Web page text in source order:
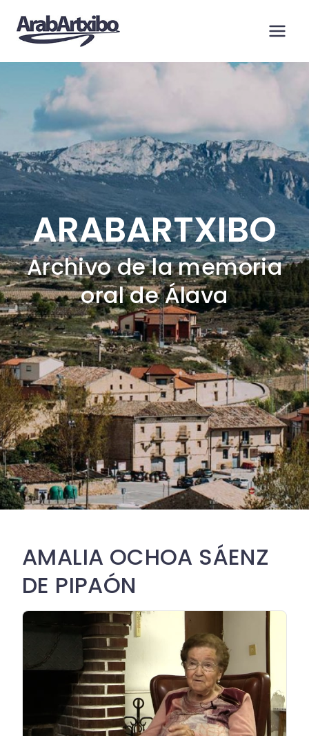
contenido
ARABARTXIBO
Archivo de la memoria
oral de Álava
AMALIA OCHOA SÁENZ
DE PIPAÓN